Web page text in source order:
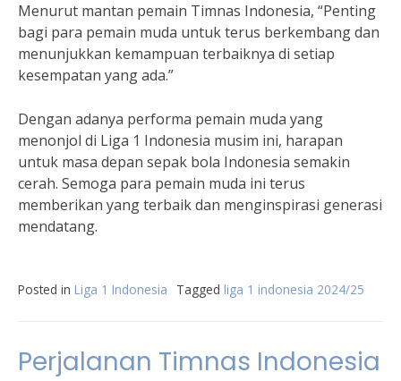
Menurut mantan pemain Timnas Indonesia, “Penting
bagi para pemain muda untuk terus berkembang dan
menunjukkan kemampuan terbaiknya di setiap
kesempatan yang ada.”
Dengan adanya performa pemain muda yang
menonjol di Liga 1 Indonesia musim ini, harapan
untuk masa depan sepak bola Indonesia semakin
cerah. Semoga para pemain muda ini terus
memberikan yang terbaik dan menginspirasi generasi
mendatang.
Posted in Liga 1 Indonesia Tagged liga 1 indonesia 2024/25
Perjalanan Timnas Indonesia